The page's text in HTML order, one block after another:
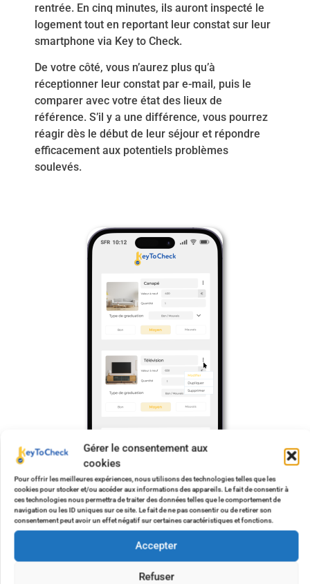
Gérer le consentement aux
cookies
Pour offrir les meilleures expériences, nous utilisons des technologies telles que les
cookies pour stocker et/ou accéder aux informations des appareils. Le fait de consentir à
ces technologies nous permettra de traiter des données telles que le comportement de
navigation ou les ID uniques sur ce site. Le fait de ne pas consentir ou de retirer son
consentement peut avoir un effet négatif sur certaines caractéristiques et fonctions.
Accepter
Refuser
rentrée. En cinq minutes, ils auront inspecté le
logement tout en reportant leur constat sur leur
smartphone via Key to Check.
De votre côté, vous n’aurez plus qu’à
réceptionner leur constat par e-mail, puis le
comparer avec votre état des lieux de
référence. S’il y a une différence, vous pourrez
réagir dès le début de leur séjour et répondre
efficacement aux potentiels problèmes
soulevés.
À la sortie, les locataires effectuent un nouveau
checking, que vous recevez une fois encore par mail.
Vous pouvez aussi équiper votre personnel d’entretien